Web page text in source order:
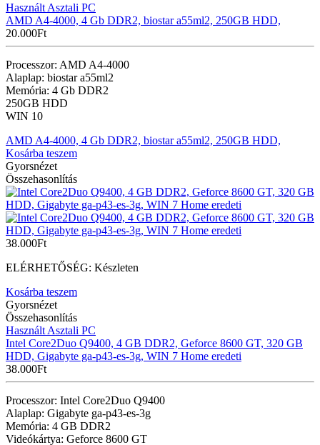
Használt Asztali PC
AMD A4-4000, 4 Gb DDR2, biostar a55ml2, 250GB HDD,
20.000Ft
Processzor: AMD A4-4000
Alaplap: biostar a55ml2
Memória: 4 Gb DDR2
250GB HDD
WIN 10
AMD A4-4000, 4 Gb DDR2, biostar a55ml2, 250GB HDD,
Kosárba teszem
Gyorsnézet
Összehasonlítás
38.000Ft
ELÉRHETŐSÉG: Készleten
Kosárba teszem
Gyorsnézet
Összehasonlítás
Használt Asztali PC
Intel Core2Duo Q9400, 4 GB DDR2, Geforce 8600 GT, 320 GB
HDD, Gigabyte ga-p43-es-3g, WIN 7 Home eredeti
38.000Ft
Processzor: Intel Core2Duo Q9400
Alaplap: Gigabyte ga-p43-es-3g
Memória: 4 GB DDR2
Videókártya: Geforce 8600 GT